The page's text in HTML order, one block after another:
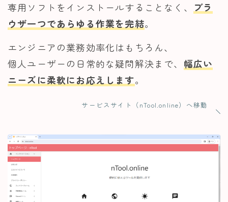
専用ソフトをインストールすることなく、
ブラ
ウザ一つであらゆる作業を完結。
エンジニアの業務効率化はもちろん、
個人ユーザーの日常的な疑問解決まで、 幅広い
ニーズに柔軟にお応えします。
サービスサイト（nTool.online）へ移動